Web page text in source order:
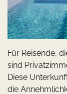
Für Reisende,
sind
Diese
die